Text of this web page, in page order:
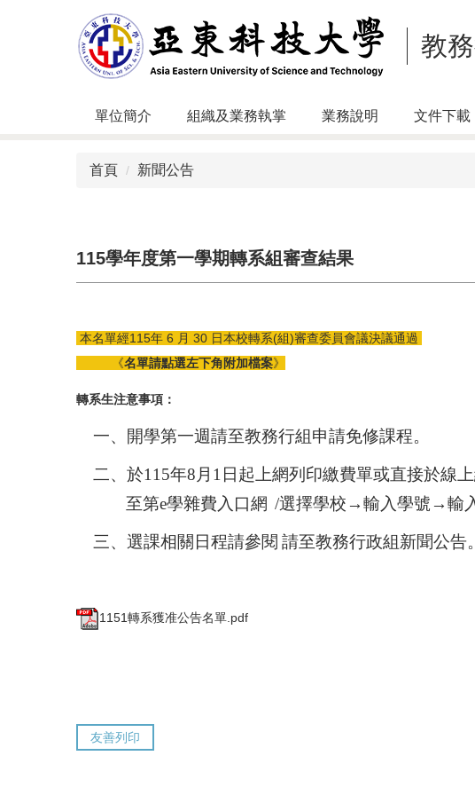
教
單位簡介 組織及業務執掌 業務說明 文件下載
首頁 新聞公告
115學年度第一學期轉系組審查結果
本名單經115年 6 月 30 日本校轉系(組)審查委員會議決議通過
《名單請點選左下角附加檔案》
轉系生注意事項：
一、開學第一週請至教務行組申請免修課程。
二、於115年8 月 1 日起上網列印繳費單或直接於線上
至第e學雜費入口網 /選擇學校→輸入學號→輸
三、選課相關日程請參閱 請至教務行政組新聞公告。
1151轉系獲准公告名單.pdf
友善列印